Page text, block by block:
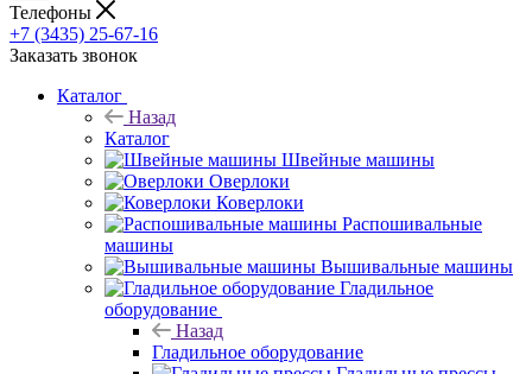
Телефоны
+7 (3435) 25-67-16
Заказать звонок
Каталог
Назад
Каталог
Швейные машины
Оверлоки
Коверлоки
Распошивальные
машины
Вышивальные машины
Гладильное
оборудование
Назад
Гладильное оборудование